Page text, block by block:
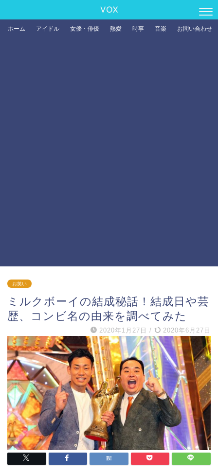
VOX
ホーム アイドル 女優・俳優 熱愛 時事 音楽 お問い合わせ
お笑い
ミルクボーイの結成秘話！結成日や芸
歴、コンビ名の由来を調べてみた
2020年1月27日 / 2020年6月27日